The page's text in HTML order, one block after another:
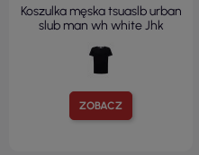
ZOBACZ
Koszulka męska tsuaslb urban
slub man wh white Jhk